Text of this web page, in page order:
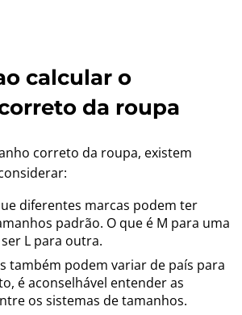
calcular o
da roupa
correto da roupa, existem
diferentes marcas podem ter
padrão. O que é M para uma
L para outra.
também podem variar de país para
é aconselhável entender as
os sistemas de tamanhos.